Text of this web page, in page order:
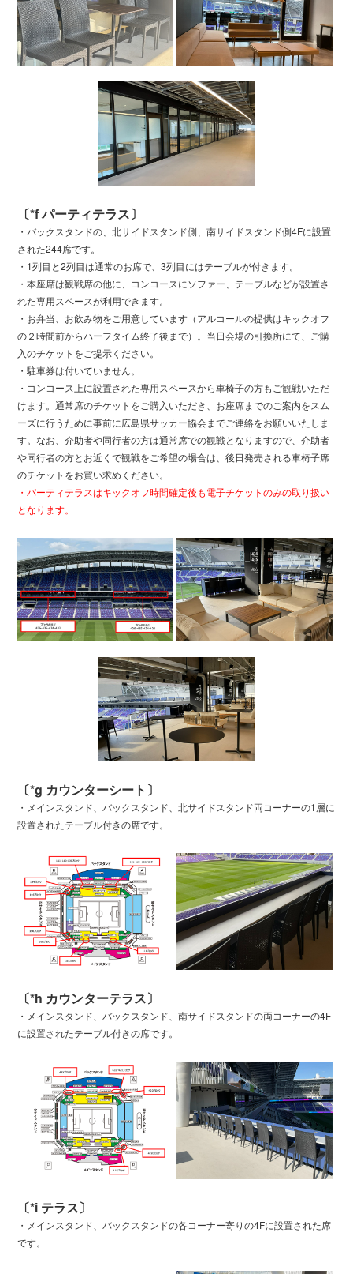
〔*f パーティテラス〕
・バックスタンドの、北サイドスタンド側、南サイドスタンド側4Fに設置
された244席です。
・1列目と2列目は通常のお席で、3列目にはテーブルが付きます。
・本座席は観戦席の他に、コンコースにソファー、テーブルなどが設置さ
れた専用スペースが利用できます。
・お弁当、お飲み物をご用意しています（アルコールの提供はキックオフ
の２時間前からハーフタイム終了後まで）。当日会場の引換所にて、ご購
入のチケットをご提示ください。
・駐車券は付いていません。
・コンコース上に設置された専用スペースから車椅子の方もご観戦いただ
けます。通常席のチケットをご購入いただき、お座席までのご案内をスム
ーズに行うために事前に広島県サッカー協会までご連絡をお願いいたしま
す。なお、介助者や同行者の方は通常席での観戦となりますので、介助者
や同行者の方とお近くで観戦をご希望の場合は、後日発売される車椅子席
のチケットをお買い求めください。
・パーティテラスはキックオフ時間確定後も電子チケットのみの取り扱い
となります。
〔*g カウンターシート〕
・メインスタンド、バックスタンド、北サイドスタンド両コーナーの1層に
設置されたテーブル付きの席です。
〔*h カウンターテラス〕
・メインスタンド、バックスタンド、南サイドスタンドの両コーナーの4F
に設置されたテーブル付きの席です。
〔*i テラス〕
・メインスタンド、バックスタンドの各コーナー寄りの4Fに設置された席
です。